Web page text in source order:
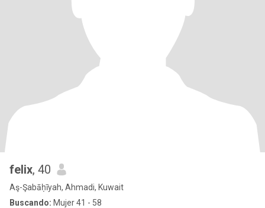
felix, 40
Aş-Şabāḥīyah, Ahmadi, Kuwait
Buscando: Mujer 41 - 58